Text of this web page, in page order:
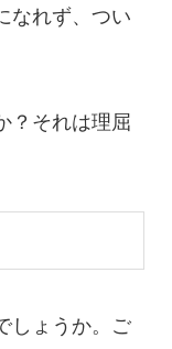
なれず、つい
？それは理屈
しょうか。ご